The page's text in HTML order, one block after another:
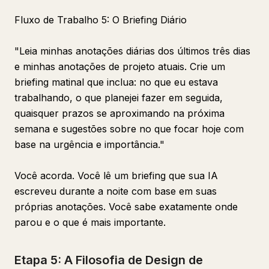
Fluxo de Trabalho 5: O Briefing Diário
"Leia minhas anotações diárias dos últimos três dias
e minhas anotações de projeto atuais. Crie um
briefing matinal que inclua: no que eu estava
trabalhando, o que planejei fazer em seguida,
quaisquer prazos se aproximando na próxima
semana e sugestões sobre no que focar hoje com
base na urgência e importância."
Você acorda. Você lê um briefing que sua IA
escreveu durante a noite com base em suas
próprias anotações. Você sabe exatamente onde
parou e o que é mais importante.
Etapa 5: A Filosofia de Design de